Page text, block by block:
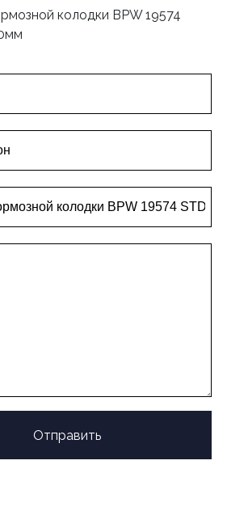
колодки BPW 19574
Отправить